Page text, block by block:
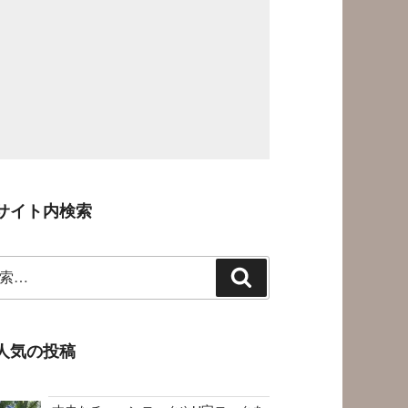
イト内検索
索
気の投稿